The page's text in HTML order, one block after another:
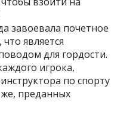
завоевала почетное
является
для гордости.
игрока,
по спорту
преданных